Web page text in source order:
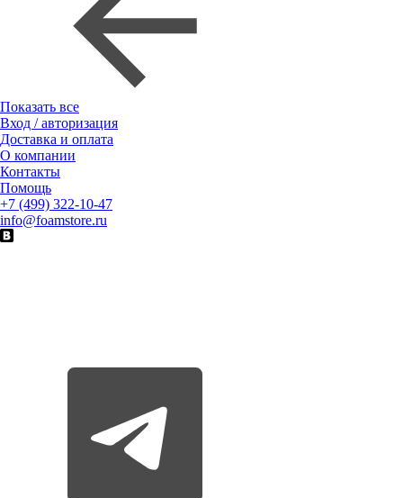
Показать все
Вход / авторизация
Доставка и оплата
О компании
Контакты
Помощь
+7 (499) 322-10-47
info@foamstore.ru